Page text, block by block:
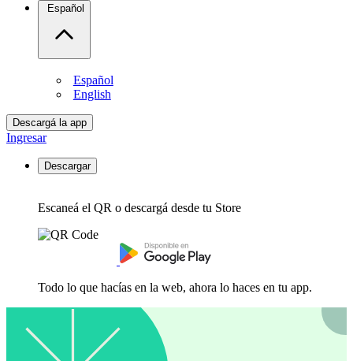
Español
Español
English
Descargá la app
Ingresar
Descargar
Escaneá el QR o descargá desde tu Store
Todo lo que hacías en la web, ahora lo haces en tu app.